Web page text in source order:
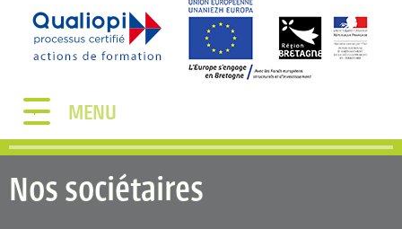
MENU
Nos sociétaires